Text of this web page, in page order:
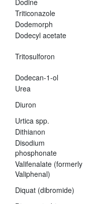
Dodine
Triticonazole
Dodemorph
Dodecyl acetate
Tritosulforon
Dodecan-1-ol
Urea
Diuron
Urtica spp.
Dithianon
Disodium
phosphonate
Valifenalate (formerly
Valiphenal)
Diquat (dibromide)